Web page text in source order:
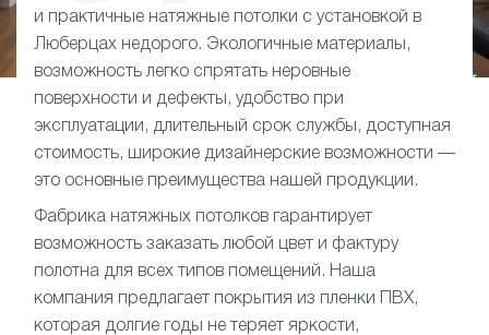
и практичные натяжные потолки с установкой в
Люберцах недорого. Экологичные материалы,
возможность легко спрятать неровные
поверхности и дефекты, удобство при
эксплуатации, длительный срок службы, доступная
стоимость, широкие дизайнерские возможности —
это основные преимущества нашей продукции.
Фабрика натяжных потолков гарантирует
возможность заказать любой цвет и фактуру
полотна для всех типов помещений. Наша
компания предлагает покрытия из пленки ПВХ,
которая долгие годы не теряет яркости,